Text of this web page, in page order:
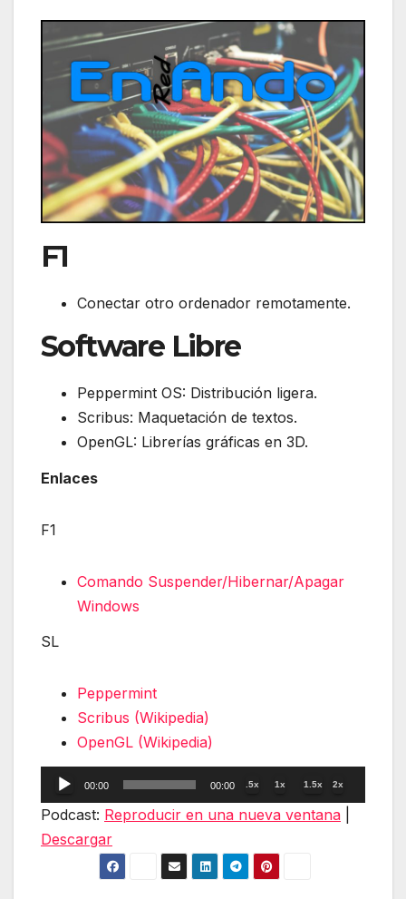
F1
Conectar otro ordenador remotamente.
Software Libre
Peppermint OS: Distribución ligera.
Scribus: Maquetación de textos.
OpenGL: Librerías gráficas en 3D.
Enlaces
F1
Comando Suspender/Hibernar/Apagar
Windows
SL
Peppermint
Scribus (Wikipedia)
OpenGL (Wikipedia)
Reproductor
de
00:00 00:00 .5x 1x 1.5x 2x
Podcast: Reproducir en una nueva ventana
Descargar